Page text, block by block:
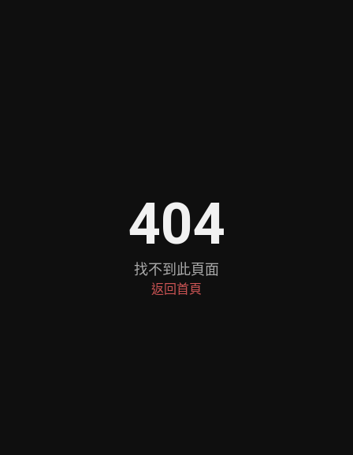
404
找不到此頁面
返回首頁